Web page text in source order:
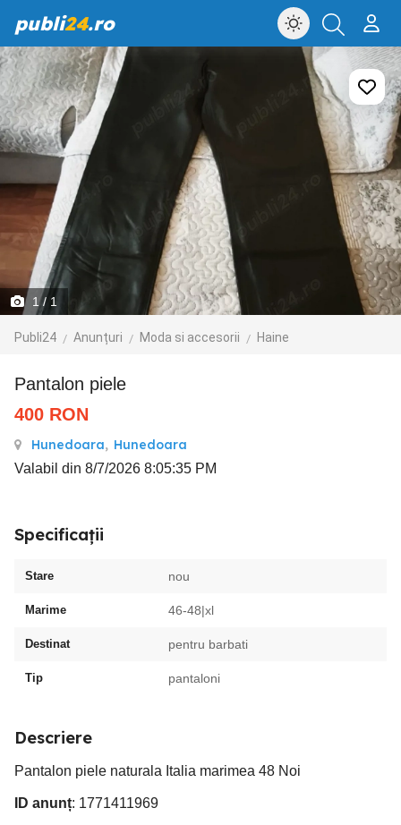
publi24.ro
1/ 1
Publi24 Anunțuri Moda si accesorii Haine
Pantalon piele
400 RON
Hunedoara, Hunedoara
Valabil din 8/7/2026 8:05:35 PM
Specificații
Stare nou
Marime 46-48|xl
Destinat pentru barbati
Tip pantaloni
Descriere
Pantalon piele naturala Italia marimea 48 Noi
ID anunț: 1771411969